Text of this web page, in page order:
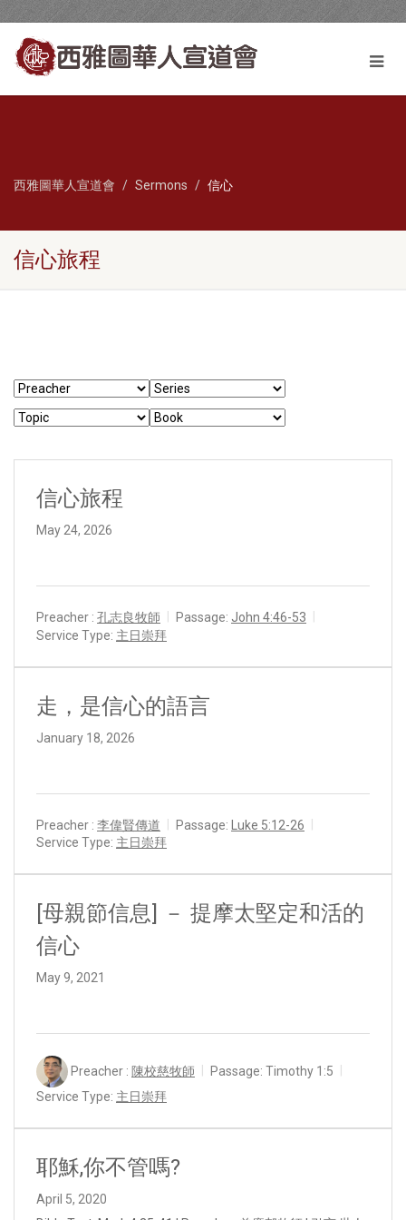
西雅圖華人宣道會 Sermons 信心
信心旅程
信心旅程
May 24, 2026
Preacher : 孔志良牧師 Passage: John 4:46-53
Service Type: 主日崇拜
走，是信心的語言
January 18, 2026
Preacher : 李偉賢傳道 Passage: Luke 5:12-26
Service Type: 主日崇拜
[母親節信息] － 提摩太堅定和活的
信心
May 9, 2021
Preacher : 陳校慈牧師 Passage: Timothy 1:5
Service Type: 主日崇拜
耶穌,你不管嗎?
April 5, 2020